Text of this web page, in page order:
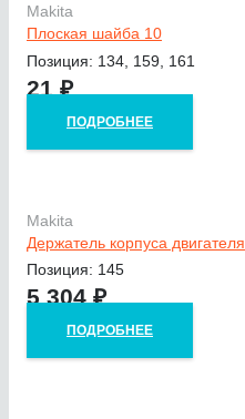
Makita
Плоская шайба 10
Позиция: 134, 159, 161
21₽
ПОДРОБНЕЕ
Makita
Держатель корпуса двигателя
Позиция: 145
5 304₽
ПОДРОБНЕЕ